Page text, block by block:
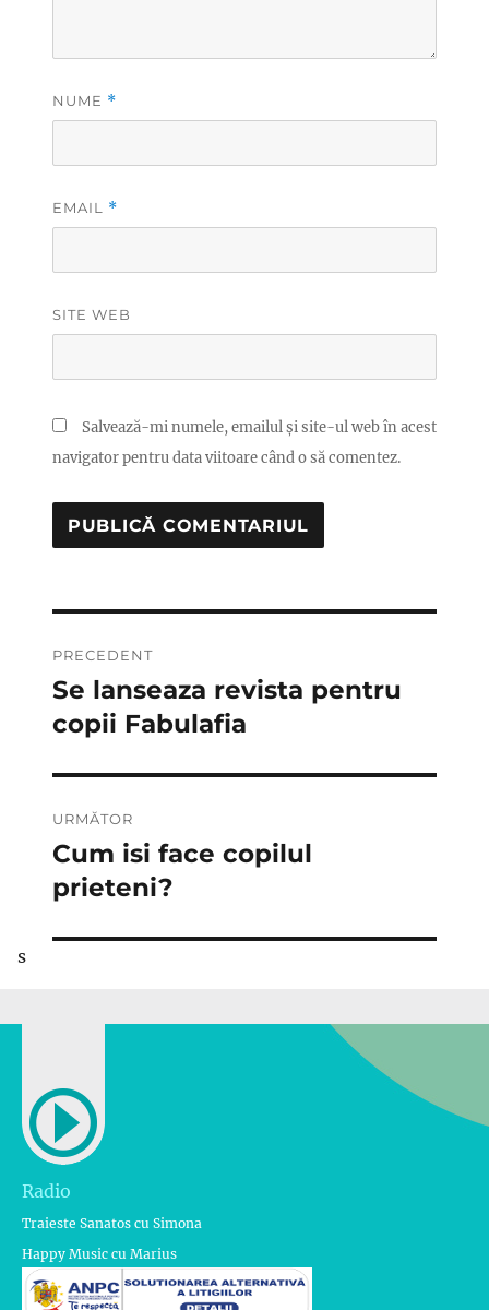
NUME *
EMAIL *
SITE WEB
Salvează-mi numele, emailul și site-ul web în acest
navigator pentru data viitoare când o să comentez.
în
articole
PRECEDENT
Articolul
anterior:
Se lanseaza revista pentru
copii Fabulafia
URMĂTOR
Articolul
următor:
Cum isi face copilul
prieteni?
s
Radio
Traieste Sanatos cu Simona
Happy Music cu Marius